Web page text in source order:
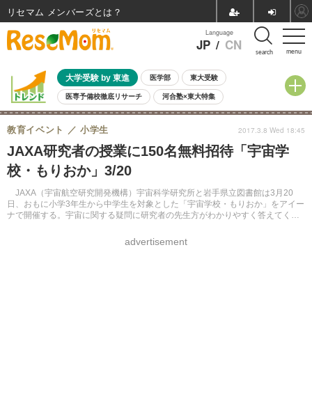
menu
Language
JP / CN search
大学受験 by 東進 医学部 東大受験
医専予備校徹底リサーチ 河合塾×東大特集
親子で考える大学選び 高校受験 中学受験 小学校受験
共通テスト 夏休み
8月開催イベント・WS 全国公立高校 過去問 人気記事
自由研究教材（小学生向け） 自由研究教材（中学生向け）
JAXA研究者の授業に150名無料招待「宇宙学
校・もりおか」3/20
JAXA（宇宙航空研究開発機構）宇宙科学研究所と岩手県立図書館は3月20
日、おもに小学3年生から中学生を対象とした「宇宙学校・もりおか」をアイー
ナで開催する。宇宙に関する疑問に研究者の先生方がわかりやすく答えてくれ
教育イベント 小学生
advertisement
2017.3.8 Wed 18:45
リセマム メンバーズ